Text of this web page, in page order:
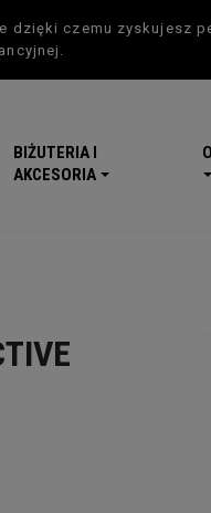
czemu zyskujesz
BIŻUTERIA I
AKCESORIA